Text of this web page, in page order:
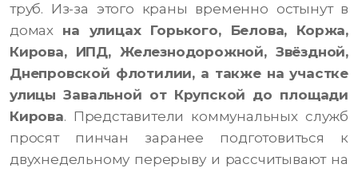
труб. Из-за этого краны временно остынут в
домах на улицах Горького, Белова, Коржа,
Кирова, ИПД, Железнодорожной, Звёздной,
Днепровской флотилии, а также на участке
улицы Завальной от Крупской до площади
Кирова. Представители коммунальных служб
просят пинчан заранее подготовиться к
двухнедельному перерыву и рассчитывают на